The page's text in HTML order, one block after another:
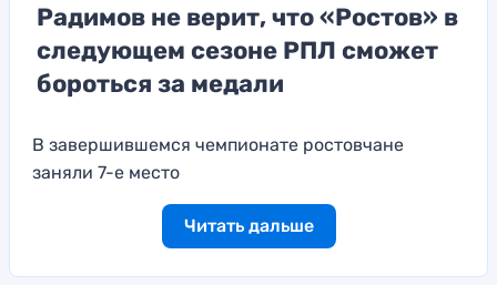
Радимов не верит, что «Ростов» в
следующем сезоне РПЛ сможет
бороться за медали
В завершившемся чемпионате ростовчане
заняли 7-е место
Читать дальше